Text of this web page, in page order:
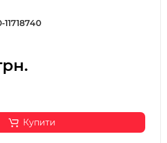
11718740
Купити